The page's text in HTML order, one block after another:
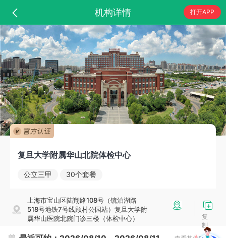
机构详情 打开APP
复旦大学附属华山北院体检中心
公立三甲 30个套餐
上海市宝山区陆翔路108号（镜泊湖路
518号地铁7号线顾村公园站）复旦大学附
属华山医院北院门诊三楼（体检中心）
复
制